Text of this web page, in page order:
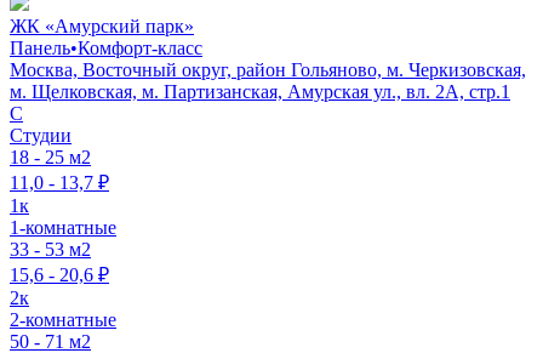
ЖК «Амурский парк»
Панель•Комфорт-класс
Москва, Восточный округ, район Гольяново, м. Черкизовская,
м. Щелковская, м. Партизанская, Амурская ул., вл. 2А, стр.1
C
Студии
18 - 25 м2
11,0 - 13,7 ₽
1к
1-комнатные
33 - 53 м2
15,6 - 20,6 ₽
2к
2-комнатные
50 - 71 м2